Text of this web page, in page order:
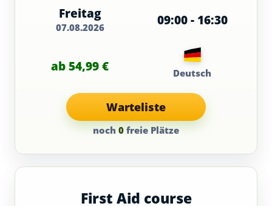
Freitag
07.08.2026 09:00 - 16:30
ab 54,99 € Deutsch
Warteliste
noch 0 freie Plätze
First Aid course